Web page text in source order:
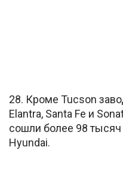
28. Кроме Tucson
Elantra, Santa Fe и
сошли более 98
Hyundai.